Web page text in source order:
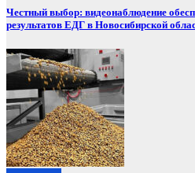
Честный выбор: видеонаблюдение
результатов ЕДГ в Новосибирской